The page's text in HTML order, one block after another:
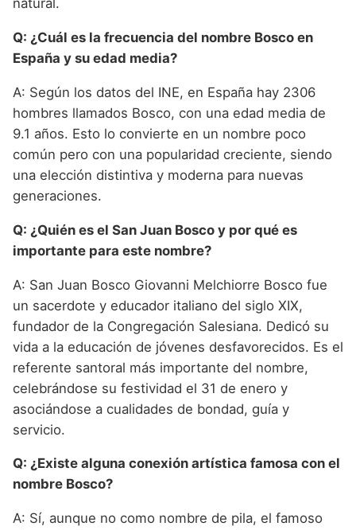
natural.
Q: ¿Cuál es la frecuencia del nombre Bosco en
España y su edad media?
A: Según los datos del INE, en España hay 2306
hombres llamados Bosco, con una edad media de
9.1 años. Esto lo convierte en un nombre poco
común pero con una popularidad creciente, siendo
una elección distintiva y moderna para nuevas
generaciones.
Q: ¿Quién es el San Juan Bosco y por qué es
importante para este nombre?
A: San Juan Bosco Giovanni Melchiorre Bosco fue
un sacerdote y educador italiano del siglo XIX,
fundador de la Congregación Salesiana. Dedicó su
vida a la educación de jóvenes desfavorecidos. Es el
referente santoral más importante del nombre,
celebrándose su festividad el 31 de enero y
asociándose a cualidades de bondad, guía y
servicio.
Q: ¿Existe alguna conexión artística famosa con el
nombre Bosco?
A: Sí, aunque no como nombre de pila, el famoso